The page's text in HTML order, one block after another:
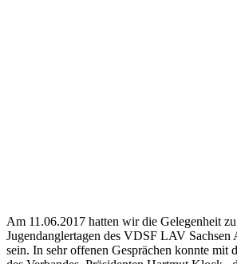
Am 11.06.2017 hatten wir die Gelegenheit
Jugendanglertagen des VDSF LAV
sein. In sehr offenen Gesprächen konnte mit